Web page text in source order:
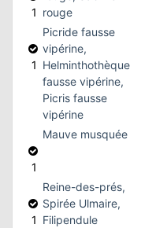
1 rouge
1
Picride fausse
vipérine,
Helminthothèque
fausse vipérine,
Picris fausse
vipérine
1
Mauve musquée
1
Reine-des-prés,
Spirée Ulmaire,
Filipendule